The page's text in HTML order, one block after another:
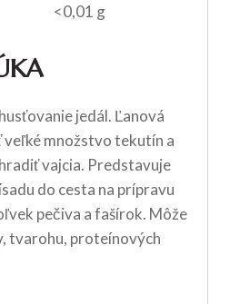
<0,01 g
jedál. Ľanová
veľké množstvo tekutín a
vajcia. Predstavuje
do cesta na prípravu
pečiva a fašírok. Môže
tvarohu, proteínových